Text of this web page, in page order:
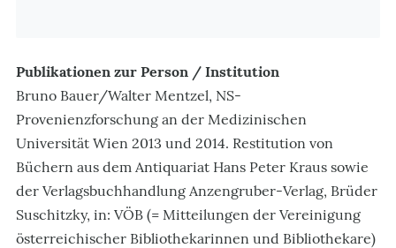
Publikationen zur Person / Institution
Bruno Bauer/Walter Mentzel, NS-
Provenienzforschung an der Medizinischen
Universität Wien 2013 und 2014. Restitution von
Büchern aus dem Antiquariat Hans Peter Kraus sowie
der Verlagsbuchhandlung Anzengruber-Verlag, Brüder
Suschitzky, in: VÖB (= Mitteilungen der Vereinigung
österreichischer Bibliothekarinnen und Bibliothekare)